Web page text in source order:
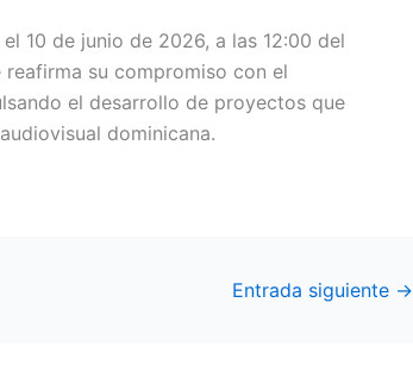
10 de junio de 2026, a las 12:00 del
su compromiso con el
el desarrollo de proyectos que
dominicana.
Entrada siguiente →